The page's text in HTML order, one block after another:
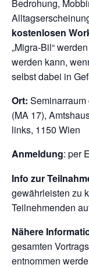
Bedrohung,
kostenlosen
„Migra-Bil“
werden kann,
selbst dabei in
Ort:
(MA 17),
links, 1150 Wien
Anmeldung: per
Info zur
gewährleisten zu
Teilnehmenden
Nähere
gesamten
entnommen